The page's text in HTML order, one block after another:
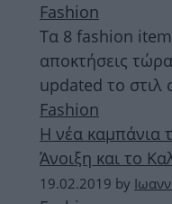
Fashion
Τα 8 fashion
αποκτήσεις
updated το στιλ
Fashion
Η νέα καμπάνια
Άνοιξη και το
19.02.2019 by